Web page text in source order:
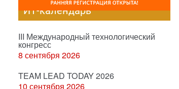
ИТ-календарь
III Международный технологический
конгресс
8 сентября 2026
TEAM LEAD TODAY 2026
10 сентября 2026